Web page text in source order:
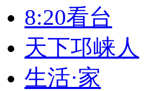
8:20看台
天下邛崃人
生活·家